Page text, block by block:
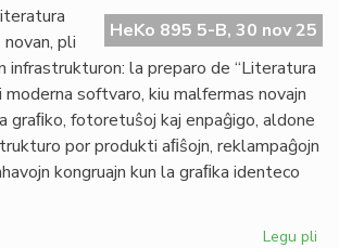
por
HeKo 895 5-B, 30 nov 25
pli
infrastrukturon: la preparo de “Literatura
moderna softvaro, kiu malfermas novajn
graﬁko, fotoretuŝoj kaj enpaĝigo, aldone
por produkti aﬁŝojn, reklampaĝojn
kongruajn kun la graﬁka identeco
Legu pli